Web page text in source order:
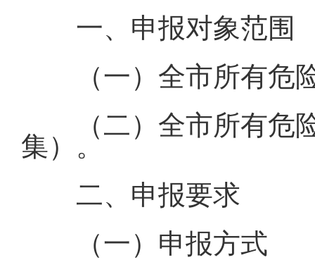
一、申报对象范围
（一）全市所有危
（二）全市所有
集）。
二、申报要求
（一）申报方式